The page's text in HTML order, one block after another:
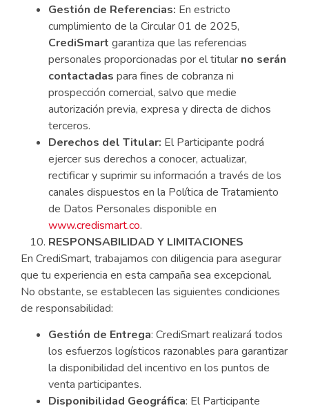
Gestión de Referencias: En estricto
cumplimiento de la Circular 01 de 2025,
CrediSmart garantiza que las referencias
personales proporcionadas por el titular no serán
contactadas para fines de cobranza ni
prospección comercial, salvo que medie
autorización previa, expresa y directa de dichos
terceros.
Derechos del Titular: El Participante podrá
ejercer sus derechos a conocer, actualizar,
rectificar y suprimir su información a través de los
canales dispuestos en la Política de Tratamiento
de Datos Personales disponible en
www.credismart.co.
RESPONSABILIDAD Y LIMITACIONES
En CrediSmart, trabajamos con diligencia para asegurar
que tu experiencia en esta campaña sea excepcional.
No obstante, se establecen las siguientes condiciones
de responsabilidad:
Gestión de Entrega: CrediSmart realizará todos
los esfuerzos logísticos razonables para garantizar
la disponibilidad del incentivo en los puntos de
venta participantes.
Disponibilidad Geográfica: El Participante